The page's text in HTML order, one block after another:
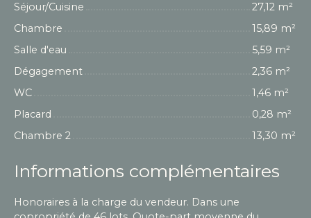
Séjour/Cuisine
27,12 m²
Chambre
15,89 m²
Salle d'eau
5,59 m²
Dégagement
2,36 m²
WC
1,46 m²
Placard
0,28 m²
Chambre 2
13,30 m²
Informations complémentaires
Honoraires à la charge du vendeur. Dans une